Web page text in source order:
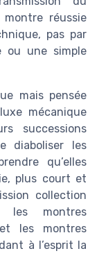
réussie
pas par
ou une simple
mais pensée
mécanique
successions
diaboliser les
qu’elles
plus court et
collection
les montres
les montres
à l’esprit la